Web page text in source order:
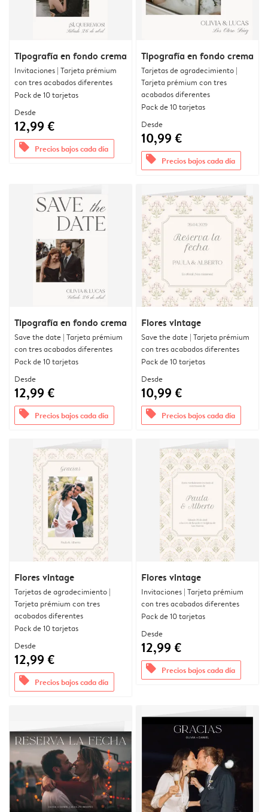
Tipografía en fondo crema
Invitaciones | Tarjeta prémium
con tres acabados diferentes
Pack de 10 tarjetas
Desde
12,99 €
offers Precios bajos cada día
Tipografía en fondo crema
Tarjetas de agradecimiento |
Tarjeta prémium con tres
acabados diferentes
Pack de 10 tarjetas
Desde
10,99 €
offers Precios bajos cada día
Tipografía en fondo crema
Save the date | Tarjeta prémium
con tres acabados diferentes
Pack de 10 tarjetas
Desde
12,99 €
offers Precios bajos cada día
Flores vintage
Save the date | Tarjeta prémium
con tres acabados diferentes
Pack de 10 tarjetas
Desde
10,99 €
offers Precios bajos cada día
Flores vintage
Tarjetas de agradecimiento |
Tarjeta prémium con tres
acabados diferentes
Pack de 10 tarjetas
Desde
12,99 €
offers Precios bajos cada día
Flores vintage
Invitaciones | Tarjeta prémium
con tres acabados diferentes
Pack de 10 tarjetas
Desde
12,99 €
offers Precios bajos cada día